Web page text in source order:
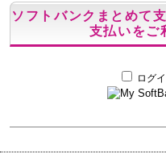
ソフトバンクまとめて
支払いをご
ログ